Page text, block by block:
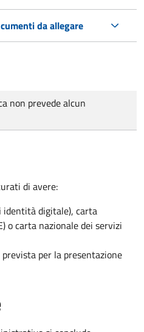
da allegare
non prevede alcun
di avere:
identità digitale), carta
o carta nazionale dei servizi
per la presentazione